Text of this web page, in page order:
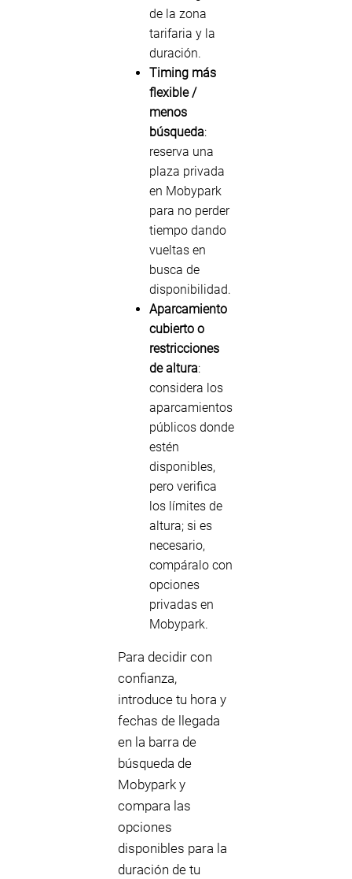
de la zona
tarifaria y la
duración.
Timing más
flexible /
menos
búsqueda:
reserva una
plaza privada
en Mobypark
para no perder
tiempo dando
vueltas en
busca de
disponibilidad.
Aparcamiento
cubierto o
restricciones
de altura:
considera los
aparcamientos
públicos donde
estén
disponibles,
pero verifica
los límites de
altura; si es
necesario,
compáralo con
opciones
privadas en
Mobypark.
Para decidir con
confianza,
introduce tu hora y
fechas de llegada
en la barra de
búsqueda de
Mobypark y
compara las
opciones
disponibles para la
duración de tu